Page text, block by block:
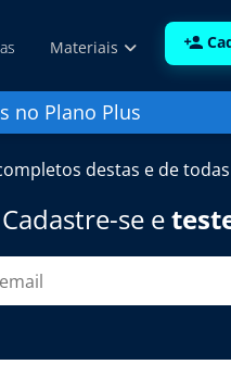
Materiais
no Plano Plus
destas e de
Cadastre-se e